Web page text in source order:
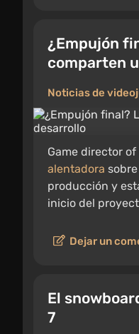
¿Empujón
comparten
Noticias de
Game director of
alentadora
producción y
inicio del
Dejar un
El
7